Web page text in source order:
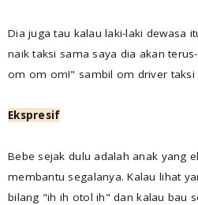
Dia juga tau kalau laki-laki dewasa
naik taksi sama saya dia akan
om om om!" sambil om driver taksi
Ekspresif
Bebe sejak dulu adalah anak yang
membantu segalanya. Kalau lihat
bilang "ih ih otol ih" dan kalau bau